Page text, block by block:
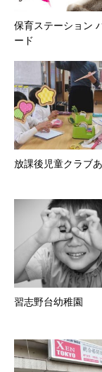
保育ステーション
ード
放課後児童クラブ
習志野台幼稚園